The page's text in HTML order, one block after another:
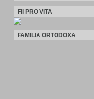
FII PRO VITA
FAMILIA ORTODOXA